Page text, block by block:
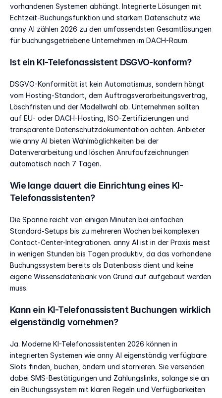
vorhandenen Systemen abhängt. Integrierte Lösungen mit
Echtzeit-Buchungsfunktion und starkem Datenschutz wie
anny AI zählen 2026 zu den umfassendsten Gesamtlösungen
für buchungsgetriebene Unternehmen im DACH-Raum.
Ist ein KI-Telefonassistent DSGVO-konform?
DSGVO-Konformität ist kein Automatismus, sondern hängt
vom Hosting-Standort, dem Auftragsverarbeitungsvertrag,
Löschfristen und der Modellwahl ab. Unternehmen sollten
auf EU- oder DACH-Hosting, ISO-Zertifizierungen und
transparente Datenschutzdokumentation achten. Anbieter
wie anny AI bieten Wahlmöglichkeiten bei der
Datenverarbeitung und löschen Anrufaufzeichnungen
automatisch nach 7 Tagen.
Wie lange dauert die Einrichtung eines KI-
Telefonassistenten?
Die Spanne reicht von einigen Minuten bei einfachen
Standard-Setups bis zu mehreren Wochen bei komplexen
Contact-Center-Integrationen. anny AI ist in der Praxis meist
in wenigen Stunden bis Tagen produktiv, da das vorhandene
Buchungssystem bereits als Datenbasis dient und keine
eigene Wissensdatenbank von Grund auf aufgebaut werden
muss.
Kann ein KI-Telefonassistent Buchungen wirklich
eigenständig vornehmen?
Ja. Moderne KI-Telefonassistenten 2026 können in
integrierten Systemen wie anny AI eigenständig verfügbare
Slots finden, buchen, ändern und stornieren. Sie versenden
dabei SMS-Bestätigungen und Zahlungslinks, solange sie an
ein Buchungssystem mit klaren Regeln und Verfügbarkeiten